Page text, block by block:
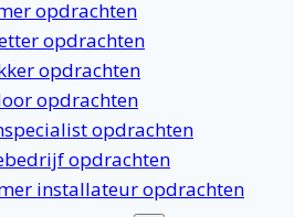
opdrachten
opdrachten
opdrachten
opdrachten
opdrachten
opdrachten
installateur opdrachten